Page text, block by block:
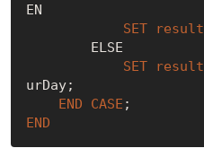
EN
SET
result
SET
result
urDay;
END
CASE
END